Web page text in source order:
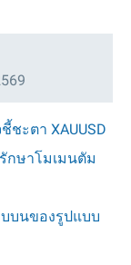
ะตา XAUUSD
กษาโมเมนตัม
บบนของรูปแบบ